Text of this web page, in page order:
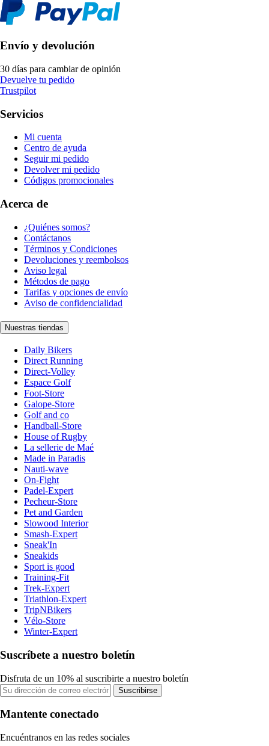
Envío y devolución
30 días para cambiar de opinión
Devuelve tu pedido
Trustpilot
Servicios
Mi cuenta
Centro de ayuda
Seguir mi pedido
Devolver mi pedido
Códigos promocionales
Acerca de
¿Quiénes somos?
Contáctanos
Términos y Condiciones
Devoluciones y reembolsos
Aviso legal
Métodos de pago
Tarifas y opciones de envío
Aviso de confidencialidad
Nuestras tiendas
Daily Bikers
Direct Running
Direct-Volley
Espace Golf
Foot-Store
Galope-Store
Golf and co
Handball-Store
House of Rugby
La sellerie de Maé
Made in Paradis
Nauti-wave
On-Fight
Padel-Expert
Pecheur-Store
Pet and Garden
Slowood Interior
Smash-Expert
Sneak'In
Sneakids
Sport is good
Training-Fit
Trek-Expert
Triathlon-Expert
TripNBikers
Vélo-Store
Winter-Expert
Suscríbete a nuestro boletín
Disfruta de un 10% al suscribirte a nuestro boletín
Suscribirse
Mantente conectado
Encuéntranos en las redes sociales